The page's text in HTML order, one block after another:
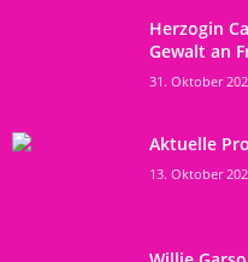
Herzogin
Gewalt an
31. Oktober
Aktuelle
13. Oktober